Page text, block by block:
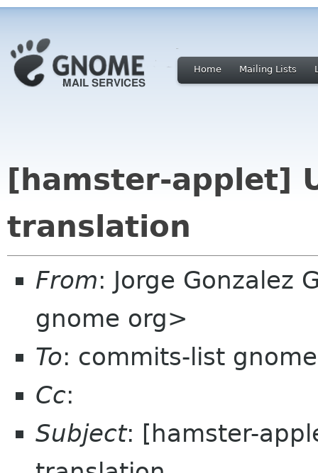
Home Mailing Lists
[hamster-applet]
translation
From: Jorge Gonzalez
gnome org>
To: commits-list
Cc:
Subject: [hamster-